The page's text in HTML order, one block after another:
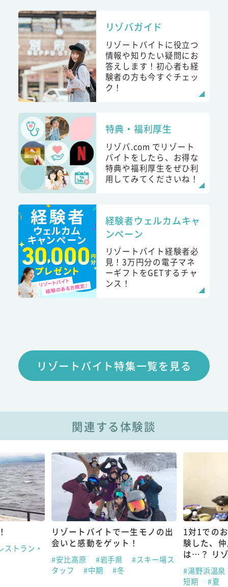
リゾバガイド
リゾートバイトに役立つ
情報や知りたい疑問にお
答えします！初心者も経
験者の方も今すぐチェッ
ク！
特典・福利厚生
リゾバ.com でリゾート
バイトをしたら、お得な
特典や福利厚生をぜひ利
用してみてくださいね！
経験者ウェルカムキャ
ンペーン
リゾートバイト経験者必
見！3万円分の電子マネ
ーギフトをGETするチャ
ンス！
リゾートバイト特集一覧を見る
関連する体験談
ストラン・
リゾートバイトで一生モノの出
会いと感動をゲット！
#安比高原 #岩手県
#スキー場ス
タッフ
#中期 #冬
1対1での
験した、
は…？ リ
#湯野浜温泉
短期
#夏